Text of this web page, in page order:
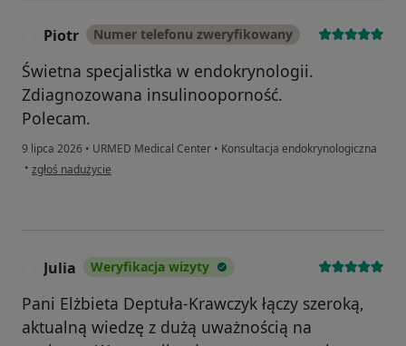
Piotr Numer telefonu zweryfikowany
Świetna specjalistka w endokrynologii.
Zdiagnozowana insulinooporność.
Polecam.
9 lipca 2026 • URMED Medical Center • Konsultacja endokrynologiczna
• w opinii użytkownika Piotr
zgłoś nadużycie
Julia Weryfikacja wizyty
Pani Elżbieta Deptuła-Krawczyk łączy szeroką,
aktualną wiedzę z dużą uważnością na